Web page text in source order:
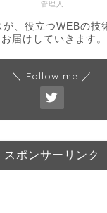
管理人
、役立つWEBの技
届けしていきます。
＼ Follow me ／
スポンサーリンク